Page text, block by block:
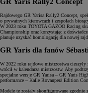
GR Yaris Rally2 Concept
Rajdowego GR Yarisa Rally2 Concept,
o prywatnych kierowcach i zespołach
W 2023 roku TOYOTA GAZOO Racing
Championship oraz korzystając z
planuje uzyskać homologację dla nowej
GR Yaris dla fanów
W 2022 roku rajdowe mistrzostwa
wrócił w kalendarza mistrzostw. Aby
specjalne wersje GR Yarisa – GR Yaris
performance – Kalle Rovanperä Edition
Modele te zostały skonfigurowane